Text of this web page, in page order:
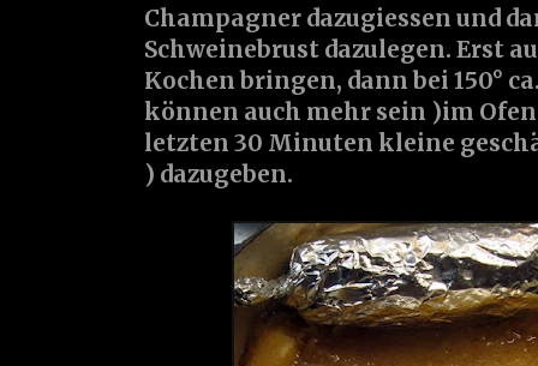
Champagner dazugiessen und
Schweinebrust dazulegen. Erst
Kochen bringen, dann bei 150°
können auch mehr sein )im
letzten 30 Minuten kleine
) dazugeben.